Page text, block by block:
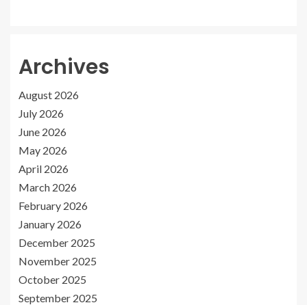
Archives
August 2026
July 2026
June 2026
May 2026
April 2026
March 2026
February 2026
January 2026
December 2025
November 2025
October 2025
September 2025